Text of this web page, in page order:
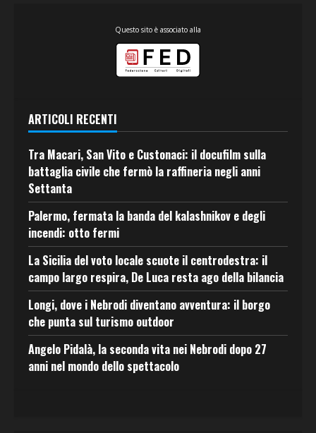
Questo sito è associato alla
ARTICOLI RECENTI
Tra Macari, San Vito e Custonaci: il docufilm sulla
battaglia civile che fermò la raffineria negli anni
Settanta
Palermo, fermata la banda del kalashnikov e degli
incendi: otto fermi
La Sicilia del voto locale scuote il centrodestra: il
campo largo respira, De Luca resta ago della bilancia
Longi, dove i Nebrodi diventano avventura: il borgo
che punta sul turismo outdoor
Angelo Pidalà, la seconda vita nei Nebrodi dopo 27
anni nel mondo dello spettacolo